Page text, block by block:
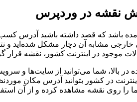
نقشه در وردپرس
باشد که قصد داشته باشید آدرس
مشابه آن دچار مشکل شده‌اید و
موجود در اینترنت کشور، نقشه
بالا، شما می‌توانید از سایت‌ها و
در کشور بتوانید آدرس مکان
روی نقشه مشاهده کرده و از آن